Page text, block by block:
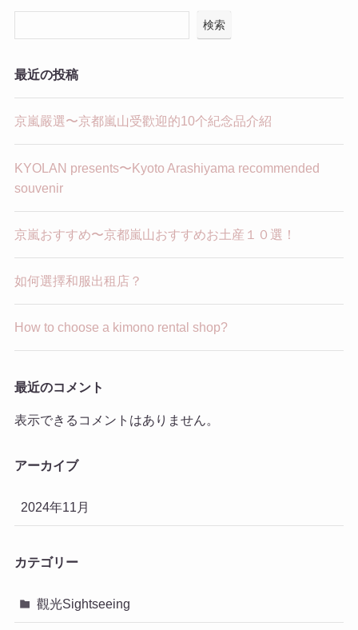
検索
最近の投稿
京嵐嚴選〜京都嵐山受歡迎的10个紀念品介紹
KYOLAN presents〜Kyoto Arashiyama recommended
souvenir
京嵐おすすめ〜京都嵐山おすすめお土産１０選！
如何選擇和服出租店？
How to choose a kimono rental shop?
最近のコメント
表示できるコメントはありません。
アーカイブ
2024年11月
カテゴリー
觀光Sightseeing